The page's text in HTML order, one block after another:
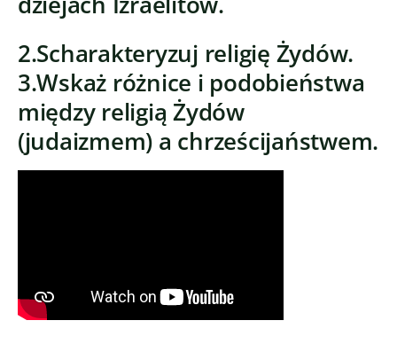
2.Scharakteryzuj religię Żydów.
3.Wskaż różnice i podobieństwa
między religią Żydów
(judaizmem) a chrześcijaństwem.